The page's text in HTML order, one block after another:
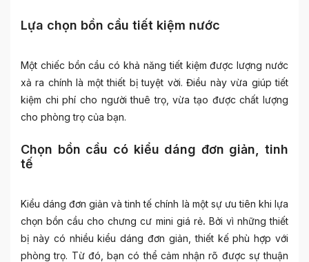
Lựa chọn bồn cầu tiết kiệm nước
Một chiếc bồn cầu có khả năng tiết kiệm được lượng nước
xả ra chính là một thiết bị tuyệt vời. Điều này vừa giúp tiết
kiệm chi phí cho người thuê trọ, vừa tạo được chất lượng
cho phòng trọ của bạn.
Chọn bồn cầu có kiểu dáng đơn giản, tinh
tế
Kiểu dáng đơn giản và tinh tế chính là một sự ưu tiên khi lựa
chọnbồn cầu cho chưng cư mini giá rẻ. Bởi vì những thiết
bị này có nhiều kiểu dáng đơn giản, thiết kế phù hợp với
phòng trọ. Từ đó, bạn có thể cảm nhận rõ được sự thuận